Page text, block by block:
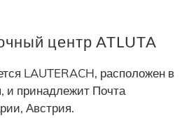
центр ATLUTA
LAUTERACH, расположен в
и принадлежит Почта
Австрия.